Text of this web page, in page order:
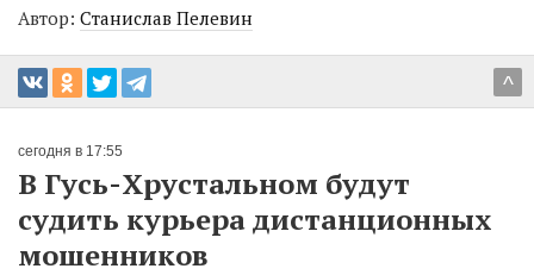
Автор: Станислав Пелевин
^
сегодня в 17:55
В Гусь-Хрустальном будут
судить курьера дистанционных
мошенников